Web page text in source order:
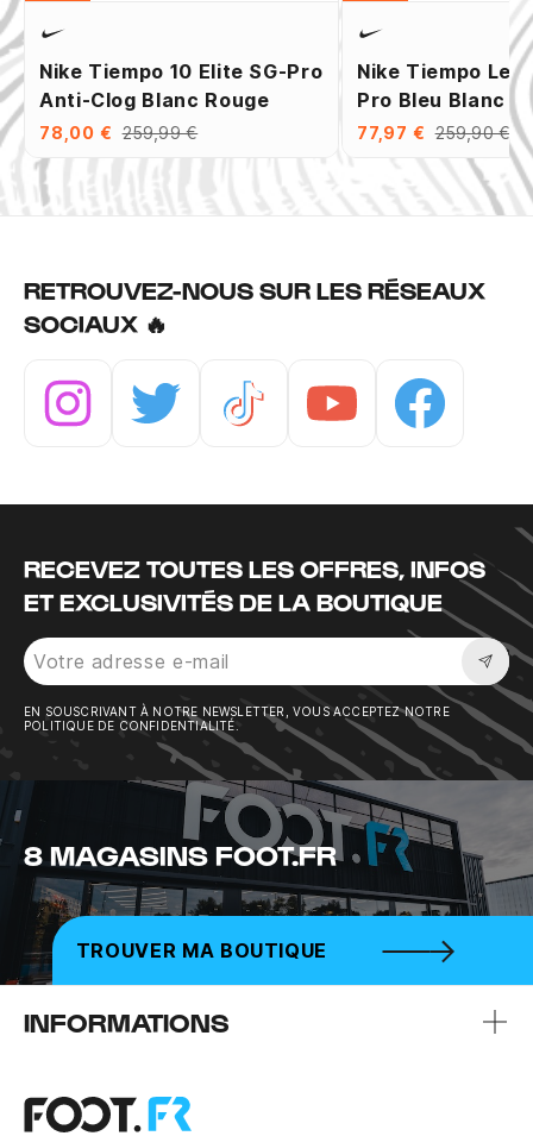
Nike Tiempo 10 Elite SG-Pro
Anti-Clog Blanc Rouge
78,00 € 259,99 €
Nike Tiempo
Pro Bleu Blanc
77,97 € 259,90 €
RETROUVEZ-NOUS SUR LES RÉSEAUX
SOCIAUX 🔥
RECEVEZ TOUTES LES OFFRES, INFOS
ET EXCLUSIVITÉS DE LA BOUTIQUE
EN SOUSCRIVANT À NOTRE NEWSLETTER, VOUS ACCEPTEZ NOTRE
POLITIQUE DE CONFIDENTIALITÉ.
8 MAGASINS FOOT.FR
TROUVER MA BOUTIQUE
INFORMATIONS